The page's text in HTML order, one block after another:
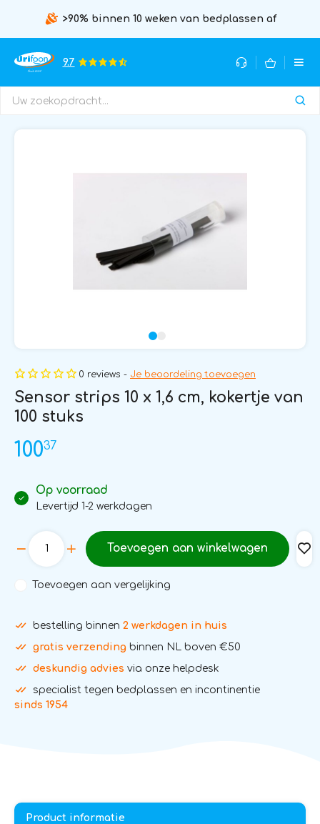
>90% binnen 10 weken van bedplassen af
9.7
0 reviews - Je beoordeling toevoegen
Sensor strips 10 x 1,6 cm, kokertje van
100 stuks
10037
Op voorraad
Levertijd 1-2 werkdagen
Toevoegen aan winkelwagen
Toevoegen aan vergelijking
bestelling binnen 2 werkdagen in huis
gratis verzending binnen NL boven €50
deskundig advies via onze helpdesk
specialist tegen bedplassen en incontinentie
sinds 1954
Product informatie